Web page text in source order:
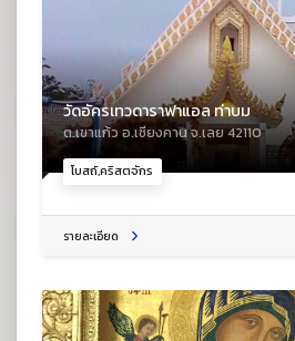
โบสถ์,คริสตจักร
วัดอัครเทวดาราฟาแอล ท่าบม
ต.เขาแก้ว อ.เชียงคาน จ.เลย 42110
รายละเอียด